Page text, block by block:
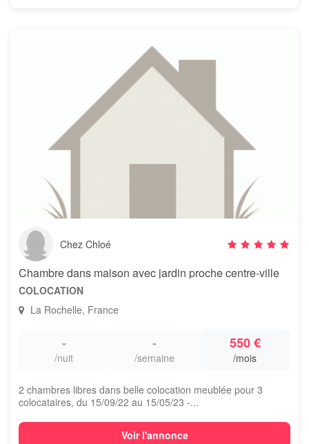
Chez Chloé
Chambre dans maison avec jardin proche centre-ville
COLOCATION
La Rochelle, France
-
/nuit
-
/semaine
550 €
/mois
2 chambres libres dans belle colocation meublée pour 3
colocataires, du 15/09/22 au 15/05/23 -...
Voir l'annonce